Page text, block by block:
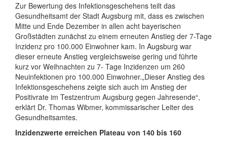
Zur Bewertung des Infektionsgeschehens teilt das
Gesundheitsamt der Stadt Augsburg mit, dass es zwischen
Mitte und Ende Dezember in allen acht bayerischen
Großstädten zunächst zu einem erneuten Anstieg der 7-Tage
Inzidenz pro 100.000 Einwohner kam. In Augsburg war
dieser erneute Anstieg vergleichsweise gering und führte
kurz vor Weihnachten zu 7- Tage Inzidenzen um 260
Neuinfektionen pro 100.000 Einwohner.„Dieser Anstieg des
Infektionsgeschehens zeigte sich auch im Anstieg der
Positivrate im Testzentrum Augsburg gegen Jahresende“,
erklärt Dr. Thomas Wibmer, kommissarischer Leiter des
Gesundheitsamtes.
Inzidenzwerte erreichen Plateau von 140 bis 160